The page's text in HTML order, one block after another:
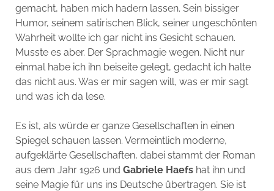
gemacht, haben mich hadern lassen. Sein bissiger
Humor, seinem satirischen Blick, seiner ungeschönten
Wahrheit wollte ich gar nicht ins Gesicht schauen.
Musste es aber. Der Sprachmagie wegen. Nicht nur
einmal habe ich ihn beiseite gelegt, gedacht ich halte
das nicht aus. Was er mir sagen will, was er mir sagt
und was ich da lese.
Es ist, als würde er ganze Gesellschaften in einen
Spiegel schauen lassen. Vermeintlich moderne,
aufgeklärte Gesellschaften, dabei stammt der Roman
aus dem Jahr 1926 und Gabriele Haefshat ihn und
seine Magie für uns ins Deutsche übertragen. Sie ist